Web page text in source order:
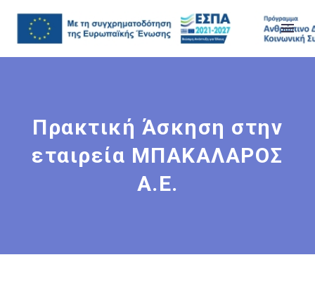
Πρακτική Άσκηση στην
εταιρεία ΜΠΑΚΑΛΑΡΟΣ
Α.Ε.